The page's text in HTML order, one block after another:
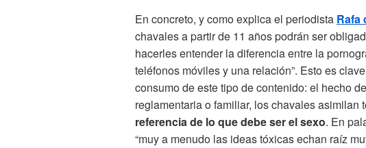
En concreto, y como explica el periodista Rafa
chavales a partir de 11 años podrán ser
hacerles entender la diferencia entre la
teléfonos móviles y una relación”. Esto es
consumo de este tipo de contenido: el hecho
reglamentaria o familiar, los chavales asimilan
referencia de lo que debe ser el sexo. En
“muy a menudo las ideas tóxicas echan raíz